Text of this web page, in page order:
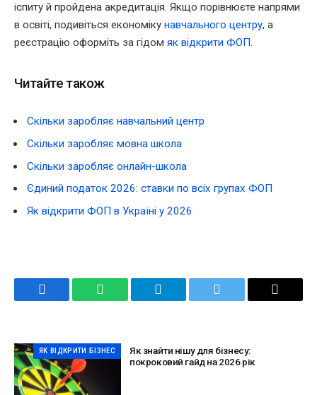
іспиту й пройдена акредитація. Якщо порівнюєте напрями
в освіті, подивіться економіку навчального центру, а
реєстрацію оформіть за гідом як відкрити ФОП.
Читайте також
Скільки заробляє навчальний центр
Скільки заробляє мовна школа
Скільки заробляє онлайн-школа
Єдиний податок 2026: ставки по всіх групах ФОП
Як відкрити ФОП в Україні у 2026
Facebook WhatsApp Telegram Twitter Email
ЯК ВІДКРИТИ БІЗНЕС
Як знайти нішу для бізнесу:
покроковий гайд на 2026 рік